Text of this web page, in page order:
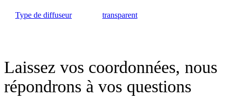
Type de diffuseur transparent
Laissez vos coordonnées, nous
répondrons à vos questions